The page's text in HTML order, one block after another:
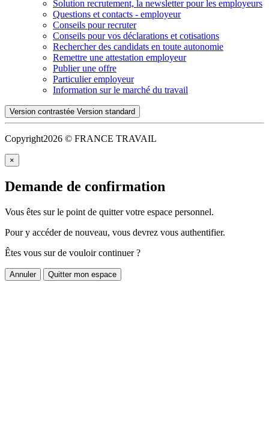
Solution recrutement, la newsletter pour les employeurs
Questions et contacts - employeur
Conseils pour recruter
Conseils pour vos déclarations et cotisations
Rechercher des candidats en toute autonomie
Remettre une attestation employeur
Publier une offre
Particulier employeur
Information sur le marché du travail
Version contrastée Version standard
Copyright2026 © FRANCE TRAVAIL
×
Demande de confirmation
Vous êtes sur le point de quitter votre espace personnel.
Pour y accéder de nouveau, vous devrez vous authentifier.
Êtes vous sur de vouloir continuer ?
Annuler Quitter mon espace